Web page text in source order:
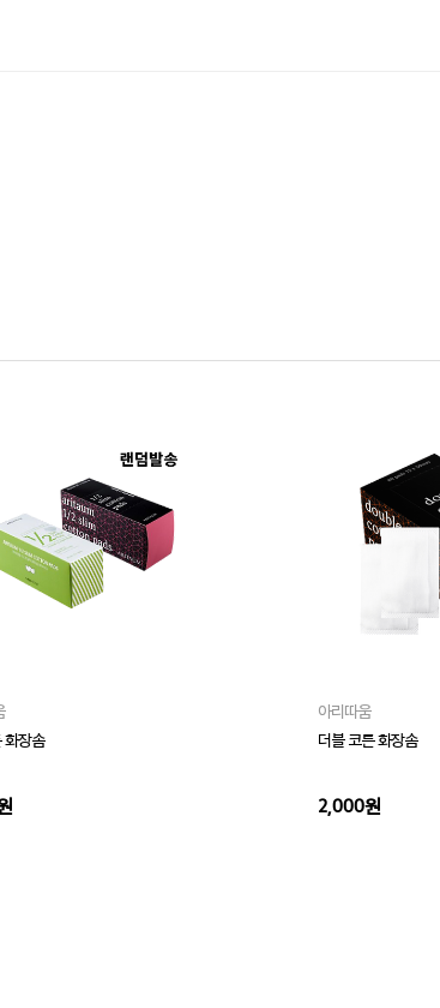
화장솜
아리따움
더블 코튼 화장솜
2,000원